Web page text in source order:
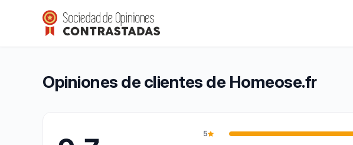
Homeose.fr
Calificación global: 9,7 de 10
9,7/10(9 944 opiniones)
Opiniones de clientes de Homeose.fr
5